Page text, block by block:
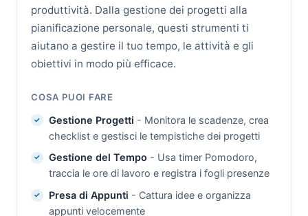
produttività. Dalla gestione dei progetti alla
pianificazione personale, questi strumenti ti
aiutano a gestire il tuo tempo, le attività e gli
obiettivi in modo più efficace.
COSA PUOI FARE
Gestione Progetti - Monitora le scadenze, crea
checklist e gestisci le tempistiche dei progetti
Gestione del Tempo - Usa timer Pomodoro,
traccia le ore di lavoro e registra i fogli presenze
Presa di Appunti - Cattura idee e organizza
appunti velocemente